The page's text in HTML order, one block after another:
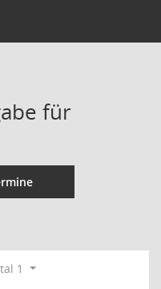
für
1